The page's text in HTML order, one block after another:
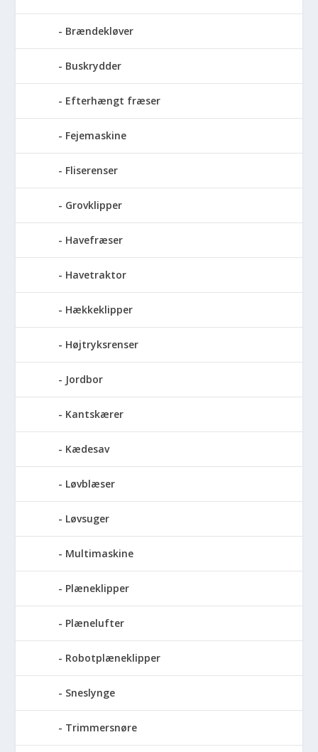
Brændekløver
Buskrydder
Efterhængt fræser
Fejemaskine
Fliserenser
Grovklipper
Havefræser
Havetraktor
Hækkeklipper
Højtryksrenser
Jordbor
Kantskærer
Kædesav
Løvblæser
Løvsuger
Multimaskine
Plæneklipper
Plænelufter
Robotplæneklipper
Sneslynge
Trimmersnøre